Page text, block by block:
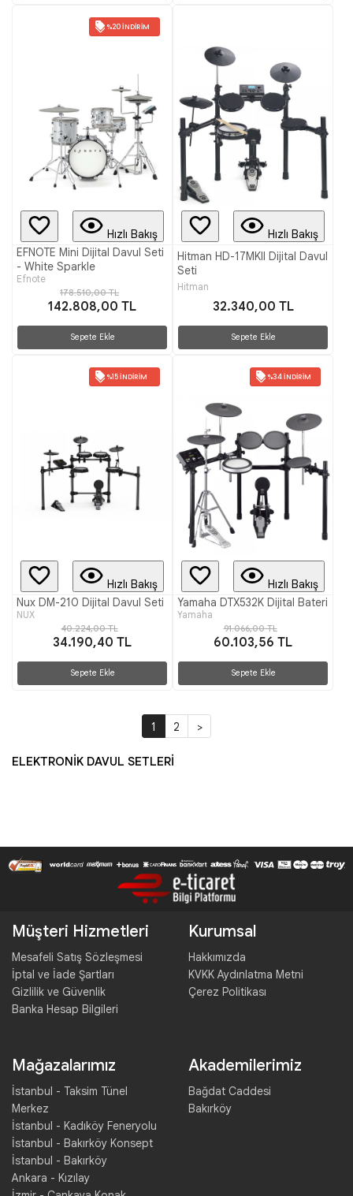
%20 İNDIRIM
Hızlı Bakış
EFNOTE Mini Dijital Davul Seti
- White Sparkle
Efnote
178.510,00 TL
142.808,00 TL
Sepete Ekle
Hızlı Bakış
Hitman HD-17MKII Dijital Davul
Seti
Hitman
32.340,00 TL
Sepete Ekle
%15 İNDIRIM
Hızlı Bakış
Nux DM-210 Dijital Davul Seti
NUX
40.224,00 TL
34.190,40 TL
Sepete Ekle
%34 İNDIRIM
Hızlı Bakış
Yamaha DTX532K Dijital Bateri
Yamaha
91.066,00 TL
60.103,56 TL
Sepete Ekle
1 2 >
ELEKTRONİK DAVUL SETLERİ
Müşteri Hizmetleri
Mesafeli Satış Sözleşmesi
İptal ve İade Şartları
Gizlilik ve Güvenlik
Banka Hesap Bilgileri
Kurumsal
Hakkımızda
KVKK Aydınlatma Metni
Çerez Politikası
Mağazalarımız
İstanbul - Taksim Tünel
Merkez
İstanbul - Kadıköy Feneryolu
İstanbul - Bakırköy Konsept
İstanbul - Bakırköy
Ankara - Kızılay
Akademilerimiz
Bağdat Caddesi
Bakırköy